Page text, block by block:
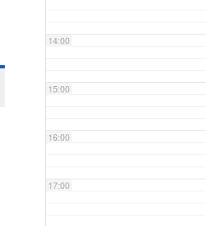
14:00
15:00
16:00
17:00